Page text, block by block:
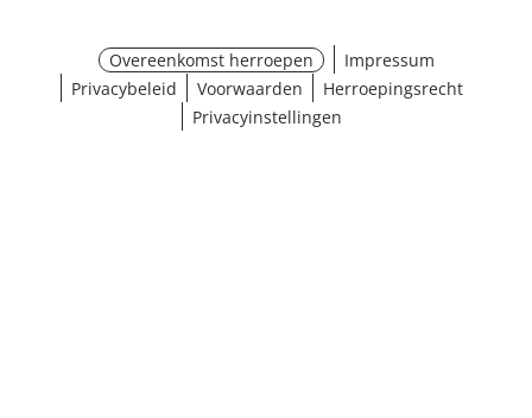
Overeenkomst herroepen
Impressum
Privacybeleid
Voorwaarden
Herroepingsrecht
Privacyinstellingen